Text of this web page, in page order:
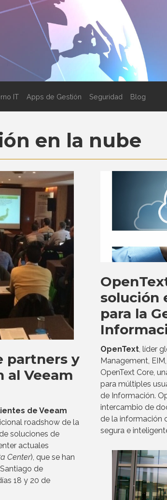
IT Apps de Gestión Seguridad Blog
en la nube
partners y
al Veeam
de Veeam
roadshow de la
soluciones de
actuales
Center), que se han
de
18 y 20 de
solución
para la
OpenText, líder
Management,
OpenText Core,
para múltiples
de Información.
intercambio de
de la información
segura e